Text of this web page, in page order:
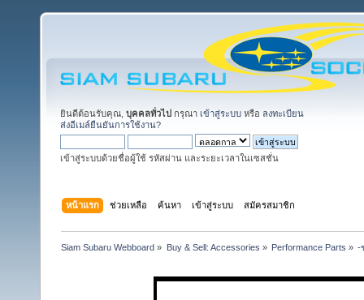
ยินดีต้อนรับคุณ, บุคคลทั่วไป กรุณา เข้าสู่ระบบ หรือ ลงทะเบียน
ส่งอีเมล์ยืนยันการใช้งาน?
เข้าสู่ระบบด้วยชื่อผู้ใช้ รหัสผ่าน และระยะเวลาในเซสชั่น
หน้าแรก ช่วยเหลือ ค้นหา เข้าสู่ระบบ สมัครสมาชิก
Siam Subaru Webboard » Buy & Sell: Accessories » Performance Parts » -